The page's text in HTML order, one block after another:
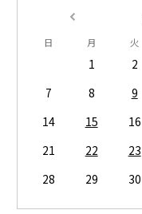
日 月 火
1 2
7
8 9
14
15 16
21
22 23
28
29 30